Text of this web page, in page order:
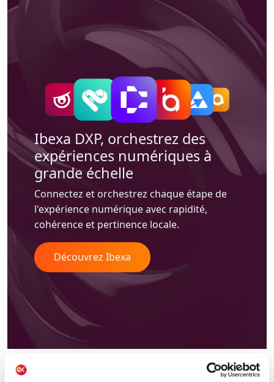
Ibexa DXP, orchestrez des
expériences numériques à
grande échelle
Connectez et orchestrez chaque étape de
l'expérience numérique avec rapidité,
cohérence et pertinence locale.
Découvrez Ibexa